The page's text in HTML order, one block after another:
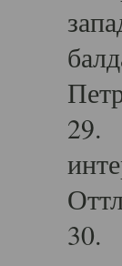
29.
30.